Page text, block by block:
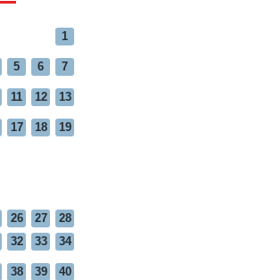
1
5 6 7
11 12 13
17 18 19
26 27
28
32 33 34
38 39
40